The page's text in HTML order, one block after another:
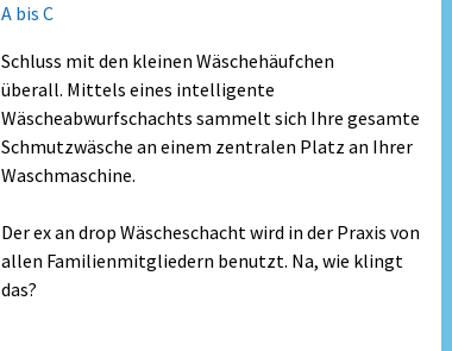
A bis C
Schluss mit den kleinen Wäschehäufchen
überall. Mittels eines intelligente
Wäscheabwurfschachts sammelt sich Ihre gesamte
Schmutzwäsche an einem zentralen Platz an Ihrer
Waschmaschine.
Der ex an drop Wäscheschacht wird in der Praxis von
allen Familienmitgliedern benutzt. Na, wie klingt
das?